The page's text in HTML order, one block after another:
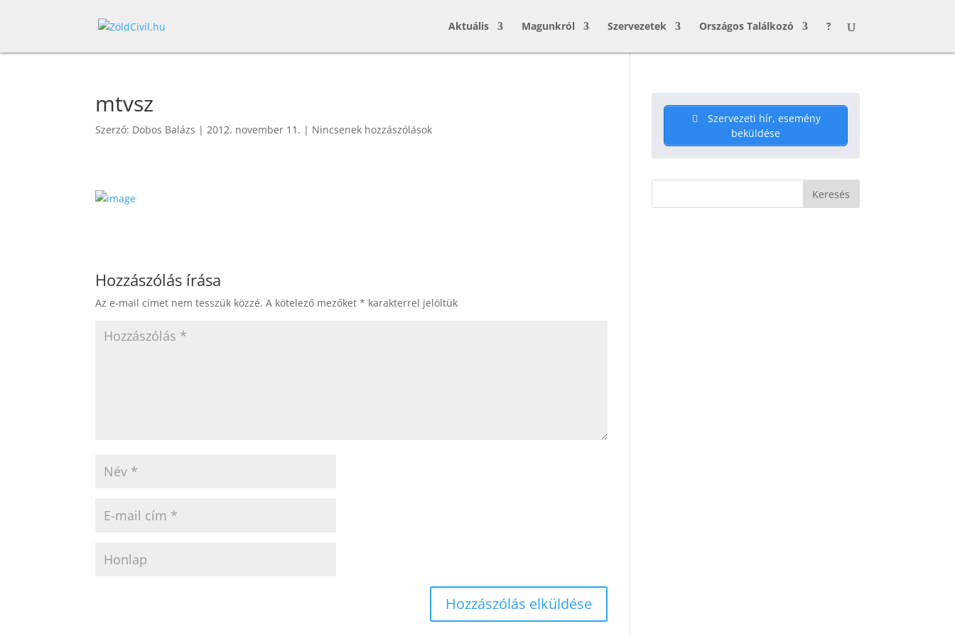
Aktuális Magunkról Szervezetek Országos Találkozó ?
mtvsz
Szerző: Dobos Balázs |2012. november 11. | Nincsenek hozzászólások
Hozzászólás írása
Az e-mail címet nem tesszük közzé. A kötelező mezőket* karakterrel jelöltük
Szervezeti hír, esemény
beküldése